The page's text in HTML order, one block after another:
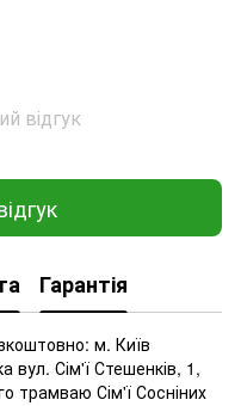
відгук
Гарантія
м. Київ
вул. Сім'ї Стешенків, 1,
трамваю Сім'ї Сосніних